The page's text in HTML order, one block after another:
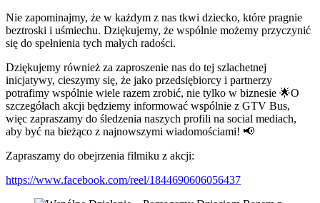
Nie zapominajmy, że w każdym z nas tkwi dziecko, które pragnie
beztroski i uśmiechu. Dziękujemy, że wspólnie możemy przyczynić
się do spełnienia tych małych radości.
Dziękujemy również za zaproszenie nas do tej szlachetnej
inicjatywy, cieszymy się, że jako przedsiębiorcy i partnerzy
potrafimy wspólnie wiele razem zrobić, nie tylko w biznesie 🌟O
szczegółach akcji będziemy informować wspólnie z GTV Bus,
więc zapraszamy do śledzenia naszych profili na social mediach,
aby być na bieżąco z najnowszymi wiadomościami! 📢
Zapraszamy do obejrzenia filmiku z akcji:
https://www.facebook.com/reel/1844690606056437